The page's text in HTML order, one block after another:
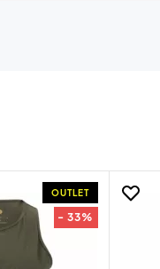
OUTLET
- 33%